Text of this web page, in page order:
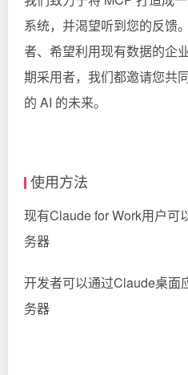
系统，并渴望听到您的反馈
者、希望利用现有数据的企
期采用者，我们都邀请您共
的 AI 的未来。
使用方法
现有Claude for Work用户可
务器
开发者可以通过Claude桌面
务器